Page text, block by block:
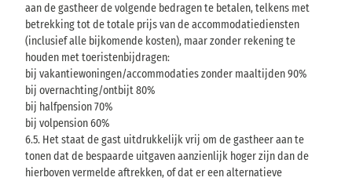
aan de gastheer de volgende bedragen te betalen, telkens met
betrekking tot de totale prijs van de accommodatiediensten
(inclusief alle bijkomende kosten), maar zonder rekening te
houden met toeristenbijdragen:
bij vakantiewoningen/accommodaties zonder maaltijden 90%
bij overnachting/ontbijt 80%
bij halfpension 70%
bij volpension 60%
6.5. Het staat de gast uitdrukkelijk vrij om de gastheer aan te
tonen dat de bespaarde uitgaven aanzienlijk hoger zijn dan de
hierboven vermelde aftrekken, of dat er een alternatieve